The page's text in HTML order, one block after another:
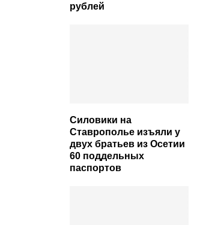
рублей
Силовики на
Ставрополье изъяли у
двух братьев из Осетии
60 поддельных
паспортов